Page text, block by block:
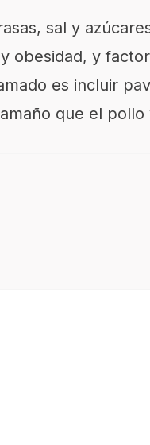
sal y
obesidad, y
es incluir
que el pollo